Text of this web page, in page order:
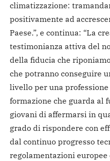
climatizzazione:
positivamente ad
Paese.”, e continua: “La
testimonianza attiva del
della fiducia che
che potranno conseguire
livello per una
formazione che guarda al
giovani di affermarsi in
grado di rispondere con
dal continuo progresso
regolamentazioni europee